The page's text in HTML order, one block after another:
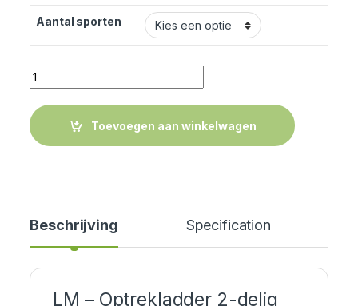
Aantal sporten
Quantity
Toevoegen aan winkelwagen
Beschrijving Specification
LM – Optrekladder 2-delig